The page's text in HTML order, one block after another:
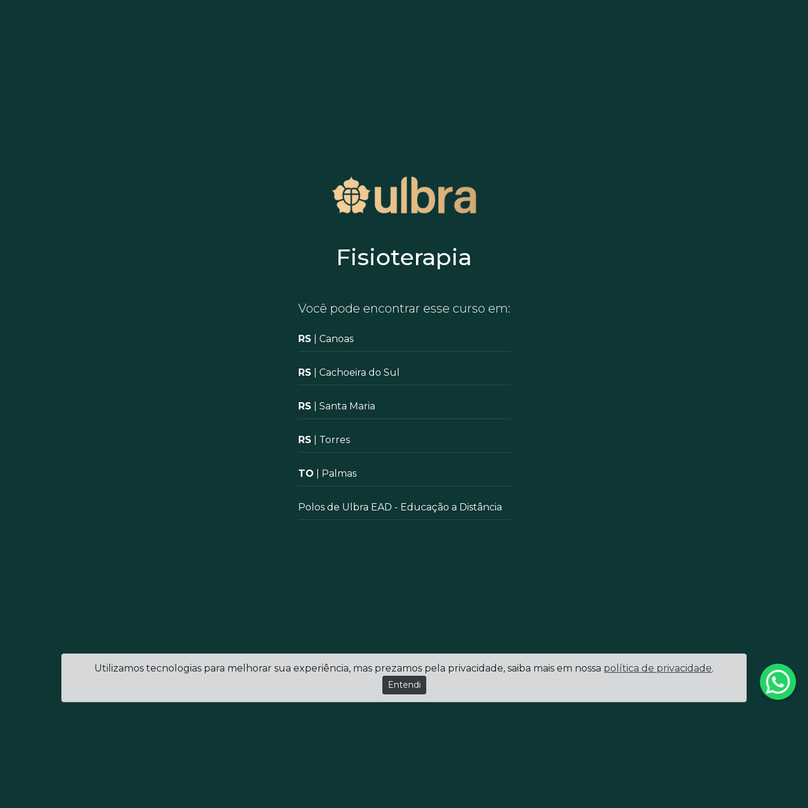
Fisioterapia
Você pode encontrar esse curso em:
RS | Canoas
RS | Cachoeira do Sul
RS | Santa Maria
RS | Torres
TO | Palmas
Polos de Ulbra EAD - Educação a Distância
Utilizamos tecnologias para melhorar sua experiência, mas prezamos pela privacidade, saiba mais em nossa política de privacidade.
Entendi